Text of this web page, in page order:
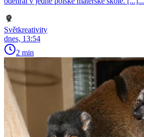
Světkreativity
dnes, 13:54
2 min